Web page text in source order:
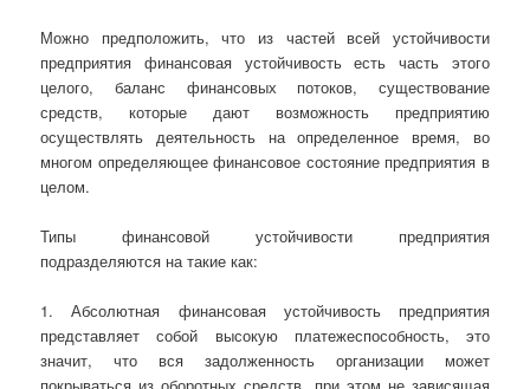
Можно предположить, что из частей всей устойчивости
предприятия финансовая устойчивость есть часть этого
целого, баланс финансовых потоков, существование
средств, которые дают возможность предприятию
осуществлять деятельность на определенное время, во
многом определяющее финансовое состояние предприятия в
целом.
Типы финансовой устойчивости предприятия
подразделяются на такие как:
1. Абсолютная финансовая устойчивость предприятия
представляет собой высокую платежеспособность, это
значит, что вся задолженность организации может